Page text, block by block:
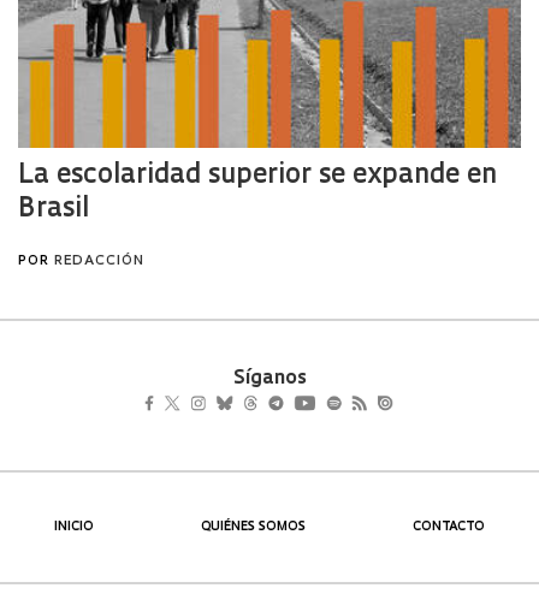
Síganos
INICIO QUIÉNES SOMOS CONTACTO